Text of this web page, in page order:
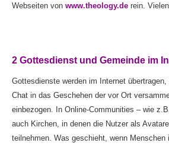
Webseiten von www.theology.de rein.
2 Gottesdienst und Gemeinde im
Gottesdienste werden im Internet
Chat in das Geschehen der vor Ort
einbezogen. In Online-Communities – wie
auch Kirchen, in denen die Nutzer als
teilnehmen. Was geschieht, wenn Menschen